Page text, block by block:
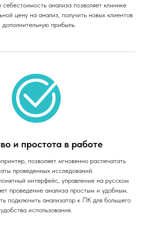
себестоимость анализа позволяет клинике
цену на анализ, получить новых клиентов
дополнительную прибыль.
и простота в работе
позволяет мгновенно распечатать
проведенных исследований.
интерфейс, управление на русском
проведение анализа простым и удобным.
подключить анализатор к ПК для большего
удобства использования.